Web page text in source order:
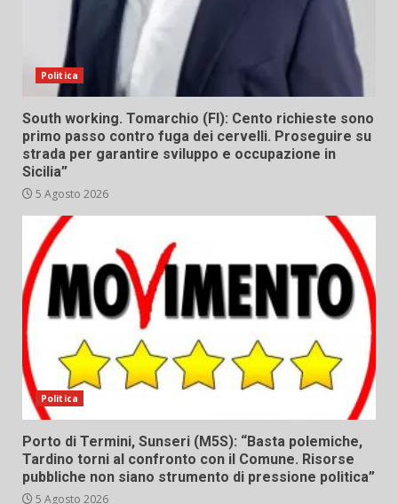
Politica
South working. Tomarchio (FI): Cento richieste sono
primo passo contro fuga dei cervelli. Proseguire su
strada per garantire sviluppo e occupazione in
Sicilia”
5 Agosto 2026
Politica
Porto di Termini, Sunseri (M5S): “Basta polemiche,
Tardino torni al confronto con il Comune. Risorse
pubbliche non siano strumento di pressione politica”
5 Agosto 2026